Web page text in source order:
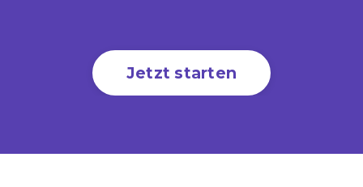
Jetzt starten